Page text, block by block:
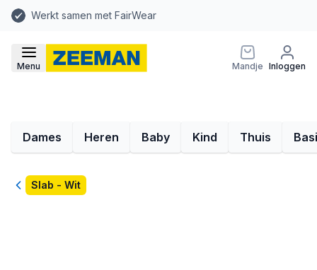
Werkt samen met FairWear
Menu Mandje Inloggen
Dames Heren Baby Kind Thuis
TerugSlab - Wit